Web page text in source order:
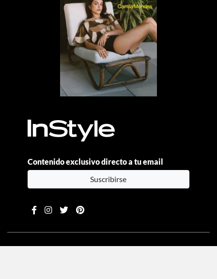
Contenido exclusivo directo a tu email
Suscribirse
Moda Beauty Estilo de vida Entretenimiento Celebs